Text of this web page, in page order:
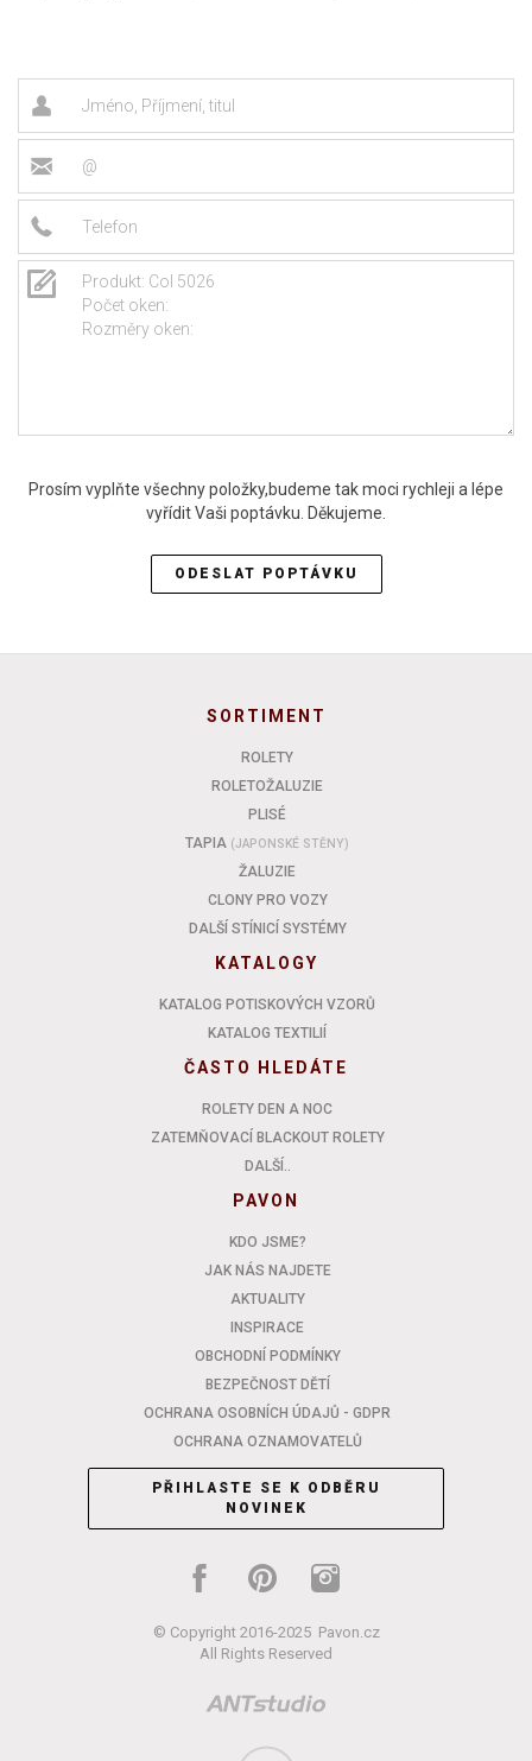
Prosím vyplňte všechny položky,budeme tak moci rychleji a lépe
vyřídit Vaši poptávku. Děkujeme.
SORTIMENT
ROLETY
ROLETOŽALUZIE
PLISÉ
TAPIA (JAPONSKÉ STĚNY)
ŽALUZIE
CLONY PRO VOZY
DALŠÍ STÍNICÍ SYSTÉMY
KATALOGY
KATALOG POTISKOVÝCH VZORŮ
KATALOG TEXTILIÍ
ČASTO HLEDÁTE
ROLETY DEN A NOC
ZATEMŇOVACÍ BLACKOUT ROLETY
DALŠÍ..
PAVON
KDO JSME?
JAK NÁS NAJDETE
AKTUALITY
INSPIRACE
OBCHODNÍ PODMÍNKY
BEZPEČNOST DĚTÍ
OCHRANA OSOBNÍCH ÚDAJŮ - GDPR
OCHRANA OZNAMOVATELŮ
PŘIHLASTE SE K ODBĚRU
NOVINEK
© Copyright 2016-2025 Pavon.cz
All Rights Reserved